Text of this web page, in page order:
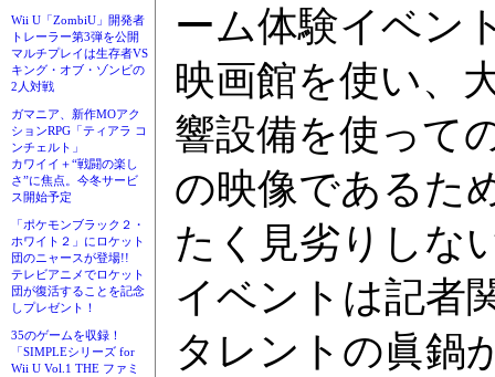
Wii U「ZombiU」開発者
トレーラー第3弾を公開
マルチプレイは生存者VS
キング・オブ・ゾンビの
2人対戦
ガマニア、新作MOアク
ションRPG「ティアラ コ
ンチェルト」
カワイイ＋“戦闘の楽し
さ”に焦点。今冬サービ
ス開始予定
「ポケモンブラック２・
ホワイト２」にロケット
団のニャースが登場!!
テレビアニメでロケット
団が復活することを記念
しプレゼント！
35のゲームを収録！
「SIMPLEシリーズ for
Wii U Vol.1 THE ファミ
ーム体験イベン
映画館を使い、
響設備を使って
の映像であるた
たく見劣りしな
イベントは記者
タレントの眞鍋